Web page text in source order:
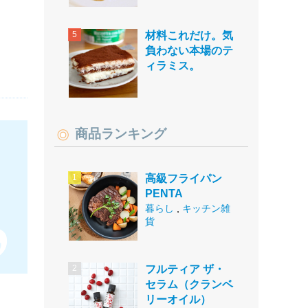
材料これだけ。気
負わない本場のテ
ィラミス。
商品ランキング
高級フライパン
PENTA
暮らし
キッチン雑
貨
フルティア ザ・
セラム（クランベ
リーオイル）